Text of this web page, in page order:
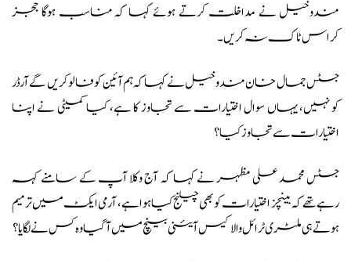
مندوخیل نے مداخلت کرتے ہوئے کہا کہ مناسب ہوگا ججز
کراس ٹاک نہ کریں۔
جسٹس جمال خان مندوخیل نے کہا کہ ہم آئین کو فالو کریں گے آرڈر
کو نہیں، یہاں سوال اختیارات سے تجاوز کا ہے، کیا کمیٹی نے اپنا
اختیارات سے تجاوز کیا؟
جسٹس محمد علی مظہر نے کہا کہ آج وکلا آپ کے سامنے کہہ
رہے تھے کہ بینچز اختیارات کو بھی چیلنج کیا ہوا ہے، آرمی ایکٹ میں ترمیم
ہوتے ہی ملٹری ٹرائل والا کیس آئینی بینچ میں آ گیا وہ کس نے لگایا؟